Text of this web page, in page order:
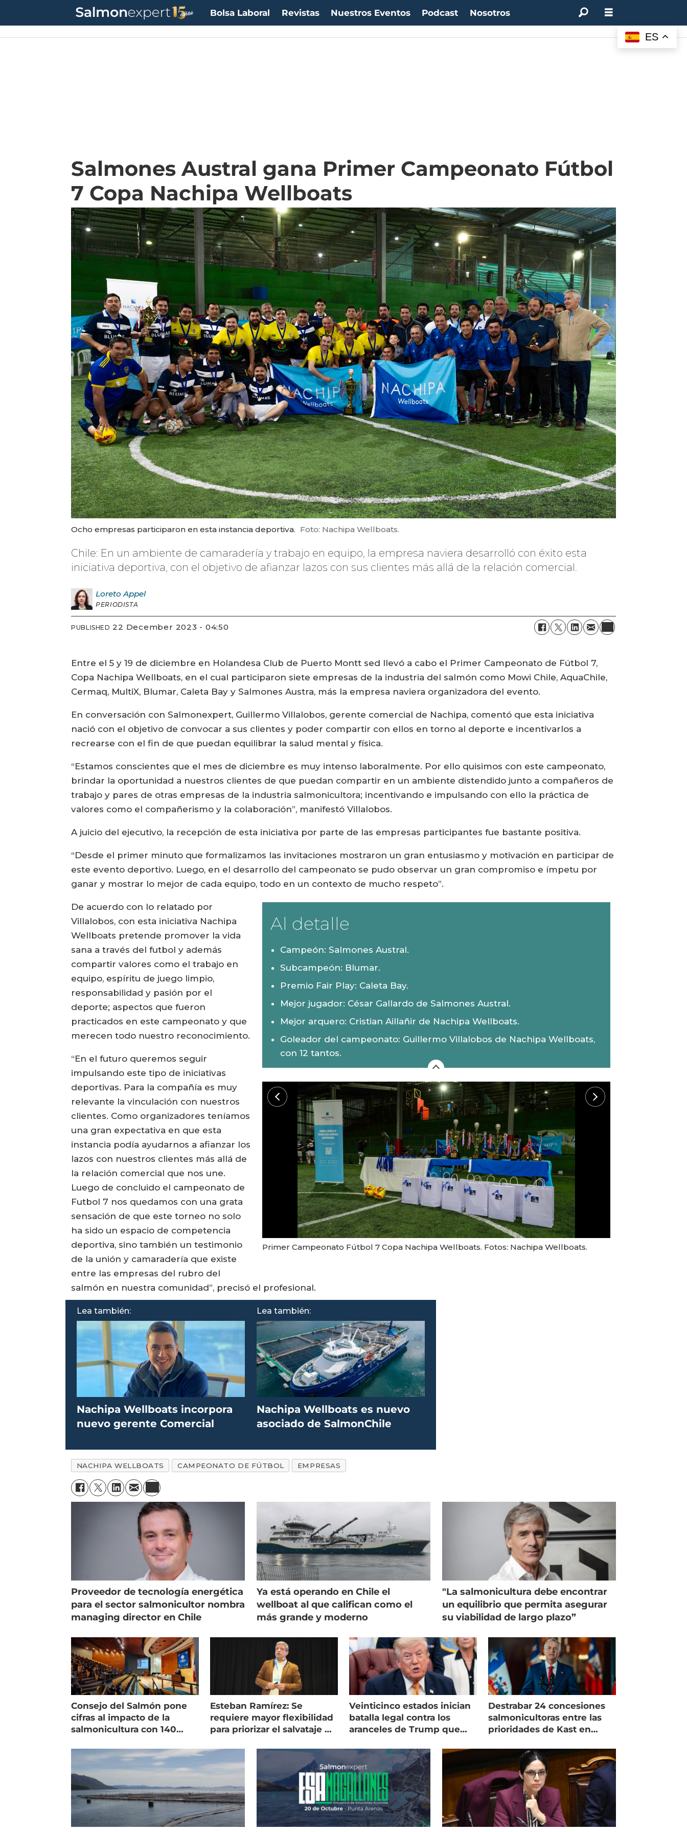
Bolsa Laboral Revistas Nuestros Eventos Podcast Nosotros
Salmones Austral gana Primer Campeonato Fútbol
7 Copa Nachipa Wellboats
Ocho empresas participaron en esta instancia deportiva. Foto: Nachipa Wellboats.
Chile: En un ambiente de camaradería y trabajo en equipo, la empresa naviera desarrolló con éxito esta
iniciativa deportiva, con el objetivo de afianzar lazos con sus clientes más allá de la relación comercial.
Loreto Appel
PERIODISTA
PUBLISHED 22 December 2023 - 04:50
Entre el 5 y 19 de diciembre en Holandesa Club de Puerto Montt sed llevó a cabo el Primer Campeonato de Fútbol 7,
Copa Nachipa Wellboats, en el cual participaron siete empresas de la industria del salmón como Mowi Chile, AquaChile,
Cermaq, MultiX, Blumar, Caleta Bay y Salmones Austra, más la empresa naviera organizadora del evento.
En conversación con Salmonexpert, Guillermo Villalobos, gerente comercial de Nachipa, comentó que esta iniciativa
nació con el objetivo de convocar a sus clientes y poder compartir con ellos en torno al deporte e incentivarlos a
recrearse con el fin de que puedan equilibrar la salud mental y física.
“Estamos conscientes que el mes de diciembre es muy intenso laboralmente. Por ello quisimos con este campeonato,
brindar la oportunidad a nuestros clientes de que puedan compartir en un ambiente distendido junto a compañeros de
trabajo y pares de otras empresas de la industria salmonicultora; incentivando e impulsando con ello la práctica de
valores como el compañerismo y la colaboración”, manifestó Villalobos.
A juicio del ejecutivo, la recepción de esta iniciativa por parte de las empresas participantes fue bastante positiva.
“Desde el primer minuto que formalizamos las invitaciones mostraron un gran entusiasmo y motivación en participar de
este evento deportivo. Luego, en el desarrollo del campeonato se pudo observar un gran compromiso e ímpetu por
ganar y mostrar lo mejor de cada equipo, todo en un contexto de mucho respeto”.
Al detalle
Campeón: Salmones Austral.
Subcampeón: Blumar.
Premio Fair Play: Caleta Bay.
Mejor jugador: César Gallardo de Salmones Austral.
Mejor arquero: Cristian Aillañir de Nachipa Wellboats.
Goleador del campeonato: Guillermo Villalobos de Nachipa Wellboats,
con 12 tantos.
Primer Campeonato Fútbol 7 Copa Nachipa Wellboats. Fotos: Nachipa Wellboats.
De acuerdo con lo relatado por
Villalobos, con esta iniciativa Nachipa
Wellboats pretende promover la vida
sana a través del futbol y además
compartir valores como el trabajo en
equipo, espíritu de juego limpio,
responsabilidad y pasión por el
deporte; aspectos que fueron
practicados en este campeonato y que
merecen todo nuestro reconocimiento.
“En el futuro queremos seguir
impulsando este tipo de iniciativas
deportivas. Para la compañía es muy
relevante la vinculación con nuestros
clientes. Como organizadores teníamos
una gran expectativa en que esta
instancia podía ayudarnos a afianzar los
lazos con nuestros clientes más allá de
la relación comercial que nos une.
Luego de concluido el campeonato de
Futbol 7 nos quedamos con una grata
sensación de que este torneo no solo
ha sido un espacio de competencia
deportiva, sino también un testimonio
de la unión y camaradería que existe
entre las empresas del rubro del
salmón en nuestra comunidad”, precisó el profesional.
Lea también:
Nachipa Wellboats incorpora
nuevo gerente Comercial
Lea también:
Nachipa Wellboats es nuevo
asociado de SalmonChile
NACHIPA WELLBOATS CAMPEONATO DE FÚTBOL EMPRESAS
Proveedor de tecnología energética
para el sector salmonicultor nombra
managing director en Chile
Ya está operando en Chile el
wellboat al que califican como el
más grande y moderno
"La salmonicultura debe encontrar
un equilibrio que permita asegurar
su viabilidad de largo plazo”
Consejo del Salmón pone
cifras al impacto de la
salmonicultura con 140
Esteban Ramírez: Se
requiere mayor flexibilidad
para priorizar el salvataje de
Veinticinco estados inician
batalla legal contra los
aranceles de Trump que
Destrabar 24 concesiones
salmonicultoras entre las
prioridades de Kast en
ES